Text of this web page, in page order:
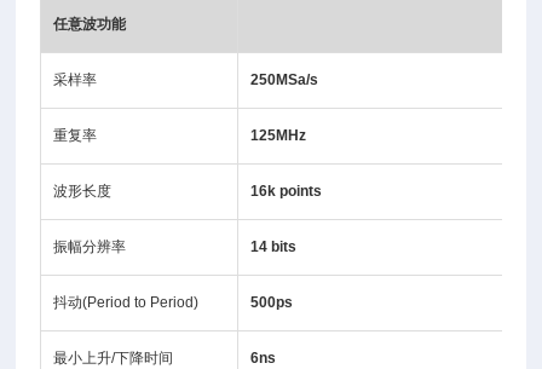
任意波功能
采样率 250MSa/s
重复率 125MHz
波形长度 16k points
振幅分辨率 14 bits
抖动(Period to Period) 500ps
最小上升/下降时间 6ns